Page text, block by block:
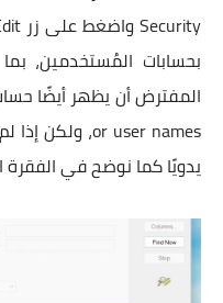
بحسابات المُستخدمين،
يدويًا كما نوضح في الفقرة